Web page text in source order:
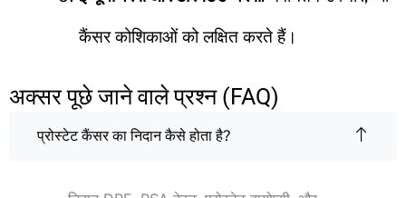
कैंसर कोशिकाओं को लक्षित करते हैं।
अक्सर पूछे जाने वाले प्रश्न (FAQ)
प्रोस्टेट कैंसर का निदान कैसे होता है?